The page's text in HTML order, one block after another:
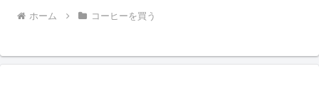
ホーム コーヒーを買う